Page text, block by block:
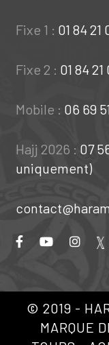
Fixe 1 : 01 84 21
Fixe 2 : 01 84 21
Mobile : 06 69
Hajj 2026 : 07
uniquement)
© 2019 -
MARQUE